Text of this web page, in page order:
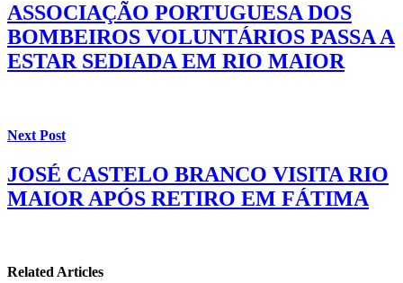
ASSOCIAÇÃO PORTUGUESA DOS
BOMBEIROS VOLUNTÁRIOS PASSA A
ESTAR SEDIADA EM RIO MAIOR
Next Post
JOSÉ CASTELO BRANCO VISITA RIO
MAIOR APÓS RETIRO EM FÁTIMA
Related Articles